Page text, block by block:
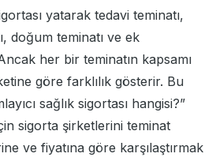
yatarak tedavi teminatı,
doğum teminatı ve ek
her bir teminatın kapsamı
göre farklılık gösterir. Bu
sağlık sigortası hangisi?”
sigorta şirketlerini teminat
ve fiyatına göre karşılaştırmak